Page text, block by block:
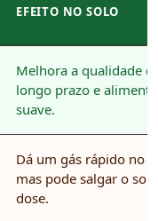
EFEITO NO SOLO
Melhora a qualidade
longo prazo e
suave.
Dá um gás rápido no
mas pode salgar o
dose.